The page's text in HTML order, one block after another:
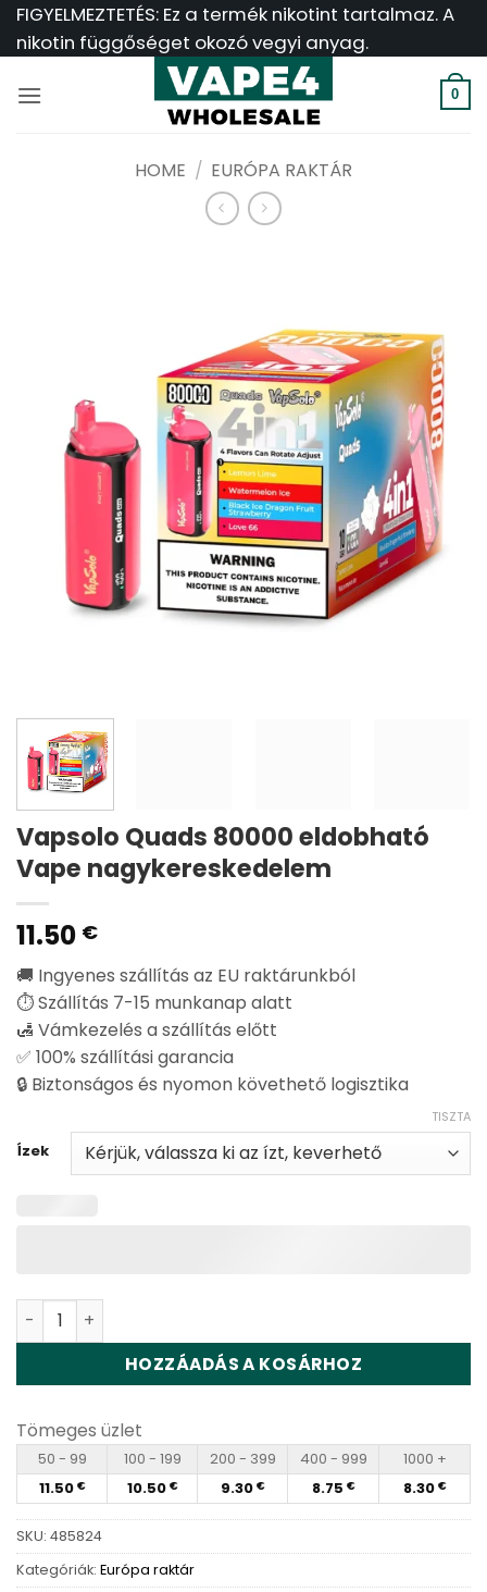
Ugrás
FIGYELMEZTETÉS: Ez a termék nikotint tartalmaz. A
nikotin függőséget okozó vegyi anyag.
0
HOME / EURÓPA RAKTÁR
Vapsolo Quads 80000 eldobható
Vape nagykereskedelem
11.50 €
🚚 Ingyenes szállítás az EU raktárunkból
⏱️ Szállítás 7-15 munkanap alatt
🛃 Vámkezelés a szállítás előtt
✅ 100% szállítási garancia
🔒 Biztonságos és nyomon követhető logisztika
Ízek
TISZTA
Vapsolo Quads 80000 Disposable Vape Wholesale
HOZZÁADÁS A KOSÁRHOZ
Tömeges üzlet
50 - 99 100 - 199 200 - 399 400 - 999
1000 +
11.50 € 10.50 € 9.30 € 8.75 € 8.30 €
SKU: 485824
Kategóriák: Európa raktár